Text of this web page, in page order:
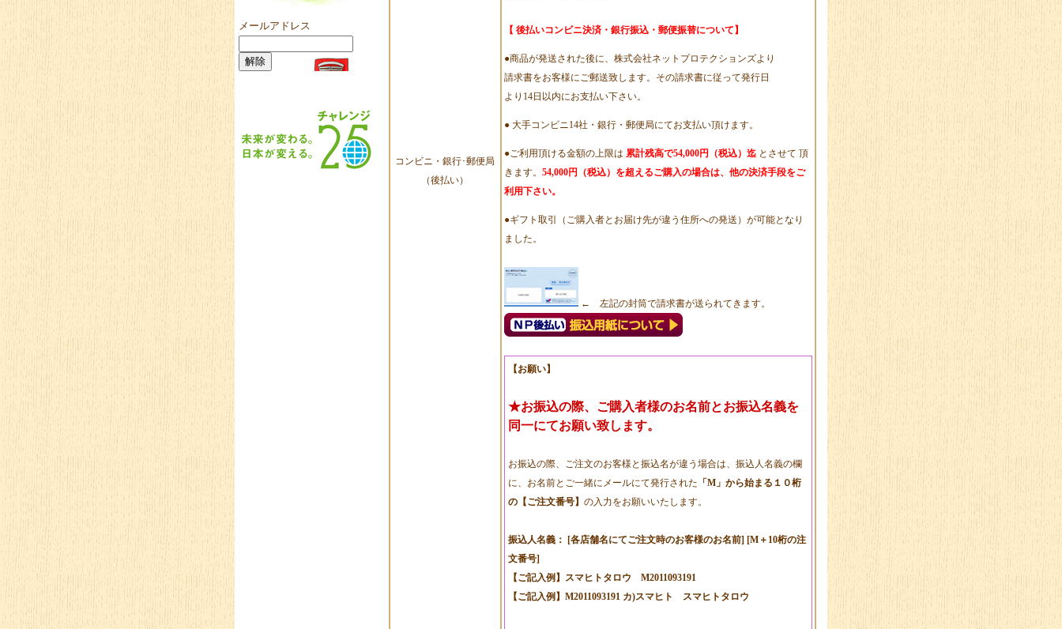
メールアドレス
コンビニ・銀行･郵便局
（後払い）
【 後払いコンビニ決済・銀行振込・郵便振替について】
●商品が発送された後に、株式会社ネットプロテクションズより
請求書をお客様にご郵送致します。その請求書に従って発行日
より14日以内にお支払い下さい。
● 大手コンビニ14社・銀行・郵便局にてお支払い頂けます。
●ご利用頂ける金額の上限は 累計残高で54,000円（税込）迄とさせて 頂
きます。 54,000円（税込）を超えるご購入の場合は、他の決済手段をご
利用下さい。
●ギフト取引（ご購入者とお届け先が違う住所への発送）が可能となり
ました。
← 左記の封筒で請求書が送られてきます。
【お願い】
★お振込の際、ご購入者様のお名前とお振込名義を
同一にてお願い致します。
お振込の際、ご注文のお客様と振込名が違う場合は、振込人名義の欄
に、お名前とご一緒にメールにて発行された 「M」から始まる１０桁
の【ご注文番号】 の入力をお願いいたします。
振込人名義： [各店舗名にてご注文時のお客様のお名前] [M＋10桁の注
文番号]
【ご記入例】スマヒトタロウ M2011093191
【ご記入例】M2011093191 カ)スマヒト スマヒトタロウ